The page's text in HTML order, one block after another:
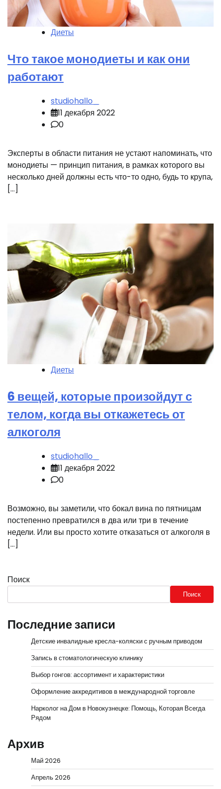
Диеты
Что такое монодиеты и как они
работают
studiohallo_
11 декабря 2022
0
Эксперты в области питания не устают напоминать, что
монодиеты — принцип питания, в рамках которого вы
несколько дней должны есть что-то одно, будь то крупа,
[…]
Диеты
6 вещей, которые произойдут с
телом, когда вы откажетесь от
алкоголя
studiohallo_
11 декабря 2022
0
Возможно, вы заметили, что бокал вина по пятницам
постепенно превратился в два или три в течение
недели. Или вы просто хотите отказаться от алкоголя в
[…]
Поиск
Поиск
Последние записи
Детские инвалидные кресла-коляски с ручным приводом
Запись в стоматологическую клинику
Выбор гонгов: ассортимент и характеристики
Оформление аккредитивов в международной торговле
Нарколог на Дом в Новокузнецке: Помощь, Которая Всегда
Рядом
Архив
Май 2026
Апрель 2026